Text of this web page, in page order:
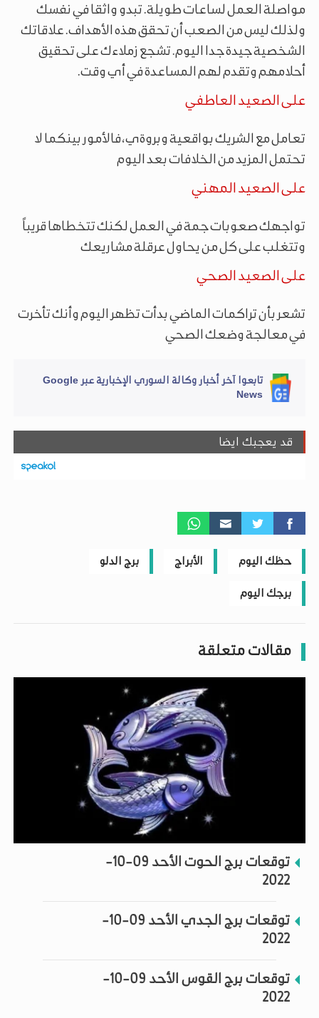
مواصلة العمل لساعات طويلة. تبدو واثقا في نفسك
ولذلك ليس من الصعب أن تحقق هذه الأهداف. علاقاتك
الشخصية جيدة جدا اليوم. تشجع زملاءك على تحقيق
أحلامهم وتقدم لهم المساعدة في أي وقت.
على الصعيد العاطفي
تعامل مع الشريك بواقعية وبروةي، فالأمور بينكما لا
تحتمل المزيد من الخلافات بعد اليوم
على الصعيد المهني
تواجهك صعوبات جمة في العمل لكنك تتخطاها قريباً
وتتغلب على كل من يحاول عرقلة مشاريعك
على الصعيد الصحي
تشعر بأن تراكمات الماضي بدأت تظهر اليوم وأنك تأخرت
في معالجة وضعك الصحي
تابعوا آخر أخبار وكالة السوري الإخبارية عبر Google
News
قد يعجبك ايضا
حظك اليوم الأبراج برج الدلو
برجك اليوم
مقالات متعلقة
توقعات برج الحوت الأحد 09-10-
2022
توقعات برج الجدي الأحد 09-10-
2022
توقعات برج القوس الأحد 09-10-
2022